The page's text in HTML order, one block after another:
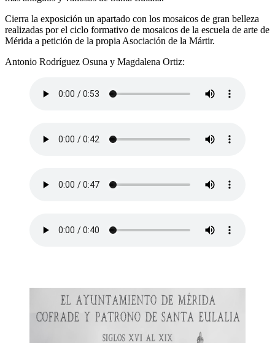
Cierra la exposición un apartado con los mosaicos de gran belleza
realizadas por el ciclo formativo de mosaicos de la escuela de arte de
Mérida a petición de la propia Asociación de la Mártir.
Antonio Rodríguez Osuna y Magdalena Ortiz: